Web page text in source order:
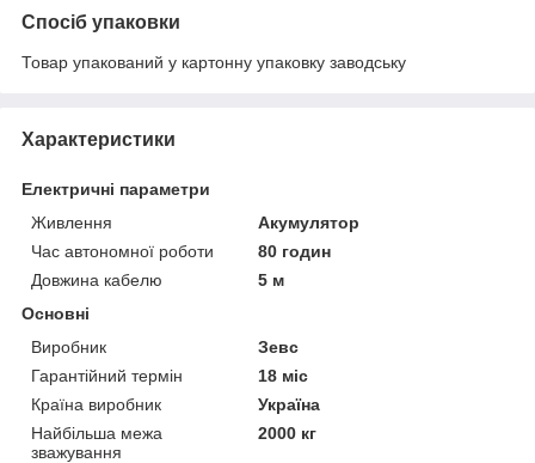
Спосіб упаковки
Товар упакований у картонну упаковку заводську
Характеристики
Електричні параметри
Живлення
Акумулятор
Час автономної роботи
80 годин
Довжина кабелю
5 м
Основні
Виробник
Зевс
Гарантійний термін
18 міс
Країна виробник
Україна
Найбільша межа
зважування
2000 кг